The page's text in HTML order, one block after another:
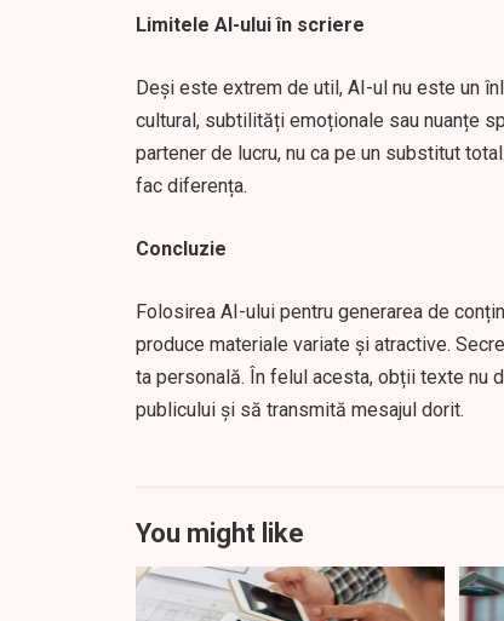
Limitele AI-ului în scriere
Deși este extrem de util, AI-ul nu este un
cultural, subtilități emoționale sau nuanțe
partener de lucru, nu ca pe un substitut
fac diferența.
Concluzie
Folosirea AI-ului pentru generarea de
produce materiale variate și atractive.
ta personală. În felul acesta, obții texte nu
publicului și să transmită mesajul dorit.
You might like